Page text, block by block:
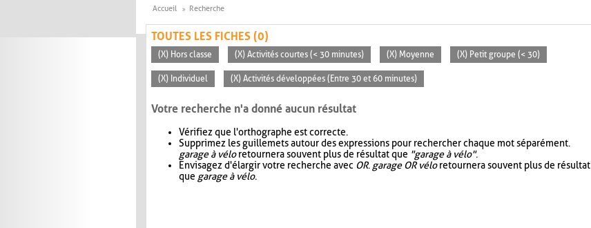
Accueil Recherche
TOUTES LES FICHES (0)
(X) Hors classe (X) Activités courtes (< 30 minutes) (X) Moyenne (X) Petit groupe (< 30)
(X) Individuel (X) Activités développées (Entre 30 et 60 minutes)
Votre recherche n'a donné aucun résultat
Vérifiez que l'orthographe est correcte.
Supprimez les guillemets autour des expressions pour rechercher chaque mot séparément.
garage à véloretournera souvent plus de résultat que "garage à vélo".
Envisagez d'élargir votre recherche avec OR. garage OR véloretournera souvent plus de résultat
que garage à vélo.